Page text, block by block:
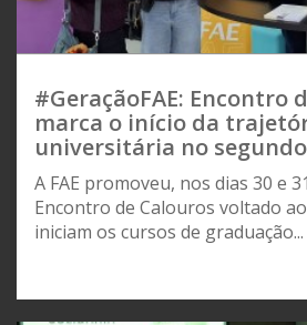
#GeraçãoFAE: Encontro
marca o início da
universitária no
A FAE promoveu, nos dias 30 e
Encontro de Calouros voltado
iniciam os cursos de graduação...